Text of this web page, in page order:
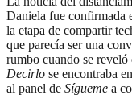
Daniela fue confirmada
la etapa de compartir
que parecía ser una
rumbo cuando se
Decirlo se encontraba
al panel de Sígueme a